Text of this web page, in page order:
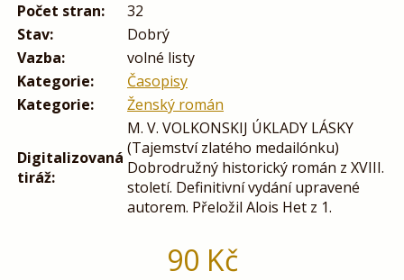
Počet stran:
32
Stav:
Dobrý
Vazba:
volné listy
Kategorie:
Časopisy
Kategorie:
Ženský román
Digitalizovaná
tiráž:
M. V. VOLKONSKIJ ÚKLADY LÁSKY
(Tajemství zlatého medailónku)
Dobrodružný historický román z XVIII.
století. Definitivní vydání upravené
autorem. Přeložil Alois Het z 1.
90 Kč